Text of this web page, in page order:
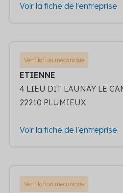
Voir la fiche de l'entreprise
Ventilation mecanique
ETIENNE
4 LIEU DIT LAUNAY LE
22210 PLUMIEUX
Voir la fiche de l'entreprise
Ventilation mecanique